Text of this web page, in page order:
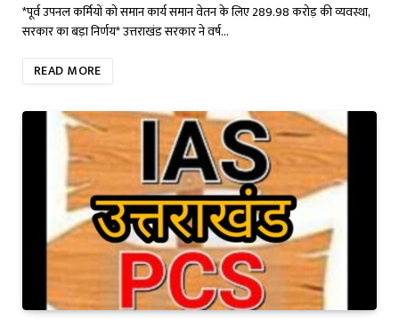
*पूर्व उपनल कर्मियों को समान कार्य समान वेतन के लिए 289.98 करोड़ की व्यवस्था,
सरकार का बड़ा निर्णय* उत्तराखंड सरकार ने वर्ष…
READ MORE